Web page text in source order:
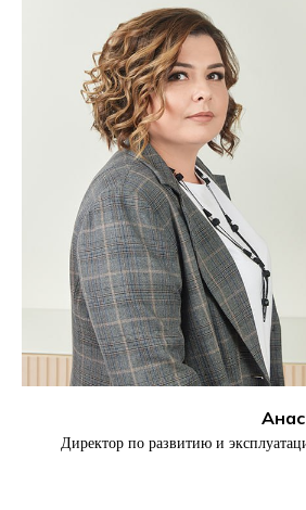
Директор по развитию и